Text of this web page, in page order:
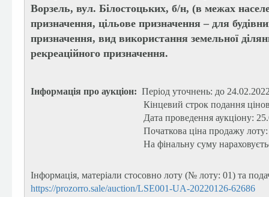
Ворзель, вул. Білостоцьких, б/н, (в межах
призначення, цільове призначення – для
призначення, вид використання земельної
рекреаційного призначення.
Інформація про аукціон: Період уточнень: до
Кінцевий строк подання
Дата проведення аукціону:
Початкова ціна продажу
На фінальну суму
Інформація, матеріали стосовно лоту (№ лоту: 01) та
https://prozorro.sale/auction/LSE001-UA-20220126-62686